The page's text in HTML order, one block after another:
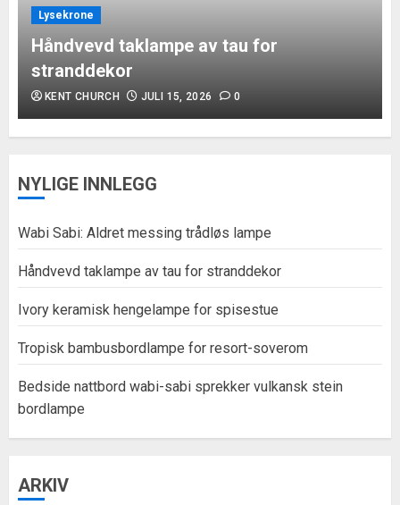
Lysekrone
Håndvevd taklampe av tau for
stranddekor
KENT CHURCH JULI 15, 2026 0
NYLIGE INNLEGG
Wabi Sabi: Aldret messing trådløs lampe
Håndvevd taklampe av tau for stranddekor
Ivory keramisk hengelampe for spisestue
Tropisk bambusbordlampe for resort-soverom
Bedside nattbord wabi-sabi sprekker vulkansk stein
bordlampe
ARKIV